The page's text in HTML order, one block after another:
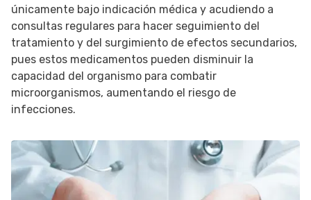
únicamente bajo indicación médica y acudiendo a
consultas regulares para hacer seguimiento del
tratamiento y del surgimiento de efectos secundarios,
pues estos medicamentos pueden disminuir la
capacidad del organismo para combatir
microorganismos, aumentando el riesgo de
infecciones.